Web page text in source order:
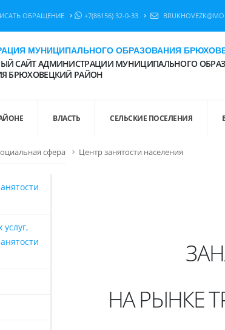
ОБРАЩЕНИЕ +7(86156) 32-0-33
МУНИЦИПАЛЬНОГО ОБРАЗОВАНИЯ
САЙТ АДМИНИСТРАЦИИ МУНИЦИПАЛЬНОГО
БРЮХОВЕЦКИЙ РАЙОН
ВЛАСТЬ СЕЛЬСКИЕ ПОСЕЛЕНИЯ
сфера Центр занятости населения
НА РЫНКЕ